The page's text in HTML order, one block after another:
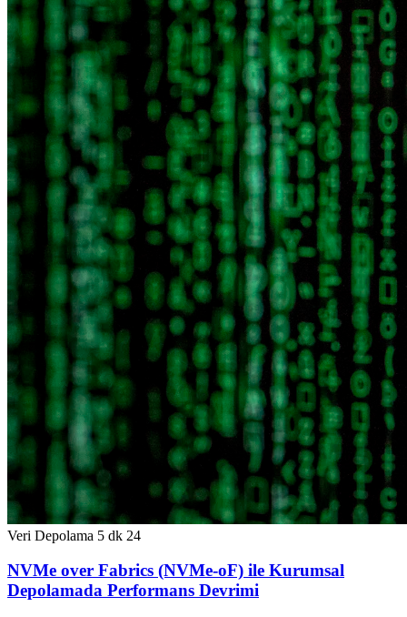
Veri Depolama 5 dk 24
NVMe over Fabrics (NVMe-oF) ile Kurumsal
Depolamada Performans Devrimi